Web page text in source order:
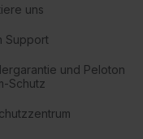
uns
Support
und Peloton
Schutz